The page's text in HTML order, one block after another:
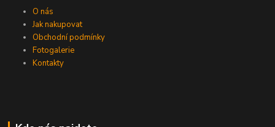
O nás
Jak nakupovat
Obchodní podmínky
Fotogalerie
Kontakty